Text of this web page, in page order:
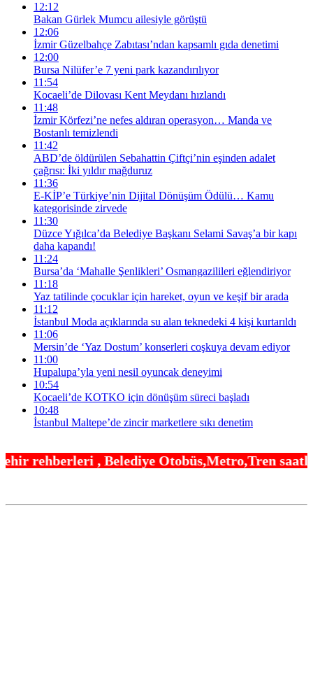
12:12
Bakan Gürlek Mumcu ailesiyle görüştü
12:06
İzmir Güzelbahçe Zabıtası’ndan kapsamlı gıda denetimi
12:00
Bursa Nilüfer’e 7 yeni park kazandırılıyor
11:54
Kocaeli’de Dilovası Kent Meydanı hızlandı
11:48
İzmir Körfezi’ne nefes aldıran operasyon… Manda ve
Bostanlı temizlendi
11:42
ABD’de öldürülen Sebahattin Çiftçi’nin eşinden adalet
çağrısı: İki yıldır mağduruz
11:36
E-KİP’e Türkiye’nin Dijital Dönüşüm Ödülü… Kamu
kategorisinde zirvede
11:30
Düzce Yığılca’da Belediye Başkanı Selami Savaş’a bir kapı
daha kapandı!
11:24
Bursa’da ‘Mahalle Şenlikleri’ Osmangazilileri eğlendiriyor
11:18
Yaz tatilinde çocuklar için hareket, oyun ve keşif bir arada
11:12
İstanbul Moda açıklarında su alan teknedeki 4 kişi kurtarıldı
11:06
Mersin’de ‘Yaz Dostum’ konserleri coşkuya devam ediyor
11:00
Hupalupa’yla yeni nesil oyuncak deneyimi
10:54
Kocaeli’de KOTKO için dönüşüm süreci başladı
10:48
İstanbul Maltepe’de zincir marketlere sıkı denetim
, Belediye Otobüs,Metro,Tren saatleri